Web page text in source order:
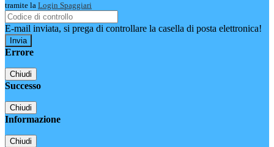
tramite la Login Spaggiari
E-mail inviata, si prega di controllare la casella di posta elettronica!
Errore
Chiudi
Successo
Chiudi
Informazione
Chiudi